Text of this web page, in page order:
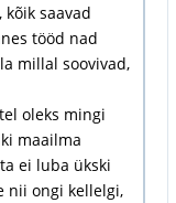
saavad
tööd nad
millal soovivad,
oleks mingi
maailma
ei luba ükski
nii ongi kellelgi,